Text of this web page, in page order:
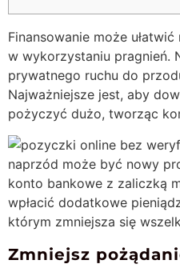
Finansowanie może
w wykorzystaniu pragnień.
prywatnego ruchu do
Najważniejsze jest, aby
pożyczyć dużo, tworząc
naprzód może być nowy
konto bankowe z zaliczką
wpłacić dodatkowe
którym zmniejsza się
Zmniejsz